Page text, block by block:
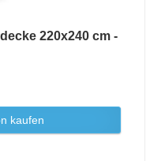
220x240 cm -
kaufen